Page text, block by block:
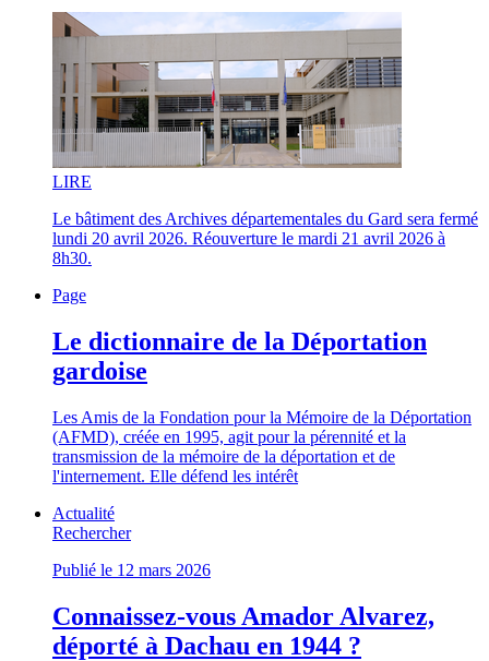
LIRE
Le bâtiment des Archives départementales du Gard sera fermé
lundi 20 avril 2026. Réouverture le mardi 21 avril 2026 à
8h30.
Page
Le dictionnaire de la Déportation
gardoise
Les Amis de la Fondation pour la Mémoire de la Déportation
(AFMD), créée en 1995, agit pour la pérennité et la
transmission de la mémoire de la déportation et de
l'internement. Elle défend les intérêt
Actualité
Rechercher
Publié le 12 mars 2026
Connaissez-vous Amador Alvarez,
déporté à Dachau en 1944 ?